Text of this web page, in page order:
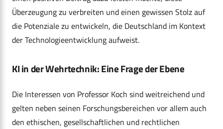
Überzeugung zu verbreiten und einen gewissen Stolz auf
die Potenziale zu entwickeln, die Deutschland im Kontext
der Technologieentwicklung aufweist.
KI in der Wehrtechnik: Eine Frage der Ebene
Die Interessen von Professor Koch sind weitreichend und
gelten neben seinen Forschungsbereichen vor allem auch
den ethischen, gesellschaftlichen und rechtlichen